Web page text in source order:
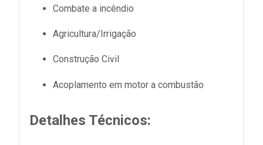
Combate a incêndio
Agricultura/Irrigação
Construção Civil
Acoplamento em motor a combustão
Detalhes Técnicos: